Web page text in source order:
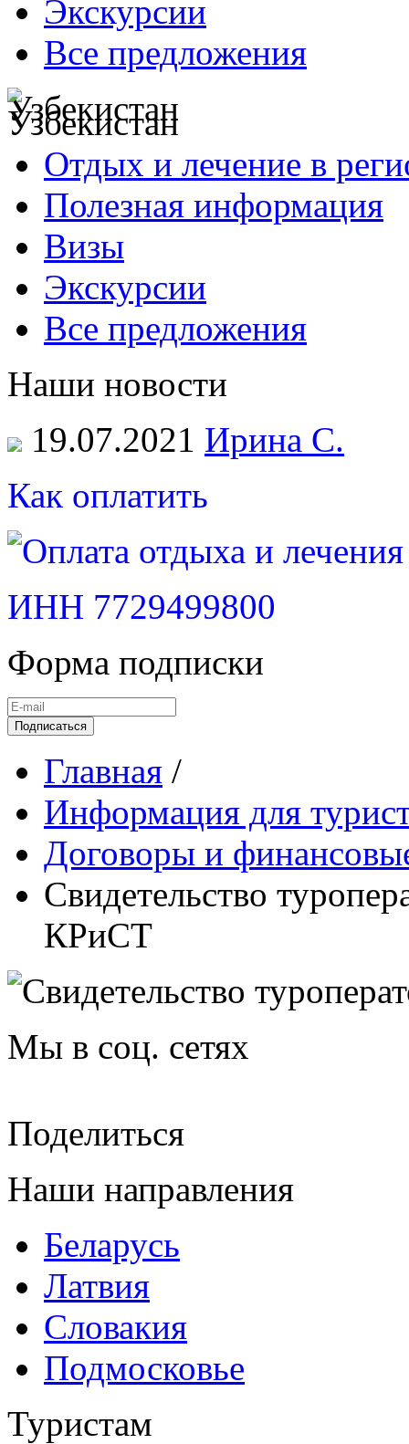
Экскурсии
Все предложения
Узбекистан
Отдых и лечение в
Полезная информация
Визы
Экскурсии
Все предложения
Наши новости
19.07.2021 Ирина С.
Как оплатить
ИНН 7729499800
Форма подписки
Подписаться
Главная /
Информация для
Договоры и
Свидетельство
КРиСТ
Мы в соц. сетях
Поделиться
Наши направления
Беларусь
Латвия
Словакия
Подмосковье
Туристам